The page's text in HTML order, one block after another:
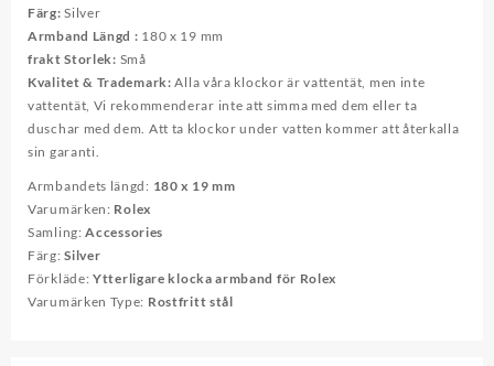
Färg: Silver
Armband Längd : 180 x 19 mm
frakt Storlek: Små
Kvalitet & Trademark: Alla våra klockor är vattentät, men inte
vattentät, Vi rekommenderar inte att simma med dem eller ta
duschar med dem. Att ta klockor under vatten kommer att återkalla
sin garanti.
Armbandets längd: 180 x 19 mm
Varumärken: Rolex
Samling:Accessories
Färg:Silver
Förkläde: Ytterligare klocka armband för Rolex
Varumärken Type: Rostfritt stål